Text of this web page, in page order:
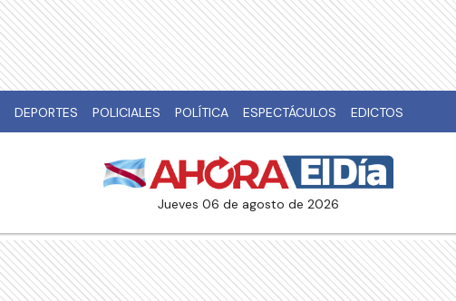
DEPORTES POLICIALES POLÍTICA ESPECTÁCULOS EDICTOS
jueves 06 de agosto de 2026